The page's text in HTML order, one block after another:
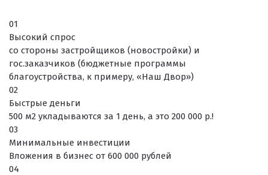
Черная SBR крошка
TPV крошка
Оборудование для укладки
Игровое оборудование для площадок
Придомовое оборудование
Спортивное оборудование
01
Высокий спрос
со стороны застройщиков (новостройки) и
гос.заказчиков (бюджетные программы
благоустройства, к примеру, «Наш Двор»)
02
Быстрые деньги
500 м2 укладываются за 1 день, а это 200 000 р.!
03
Минимальные инвестиции
Вложения в бизнес от 600 000 рублей
04